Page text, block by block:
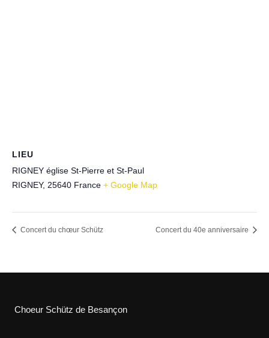
LIEU
RIGNEY église St-Pierre et St-Paul
RIGNEY, 25640 France + Google Map
Concert du chœur Schütz Concert du 40e anniversaire
Choeur Schütz de Besançon